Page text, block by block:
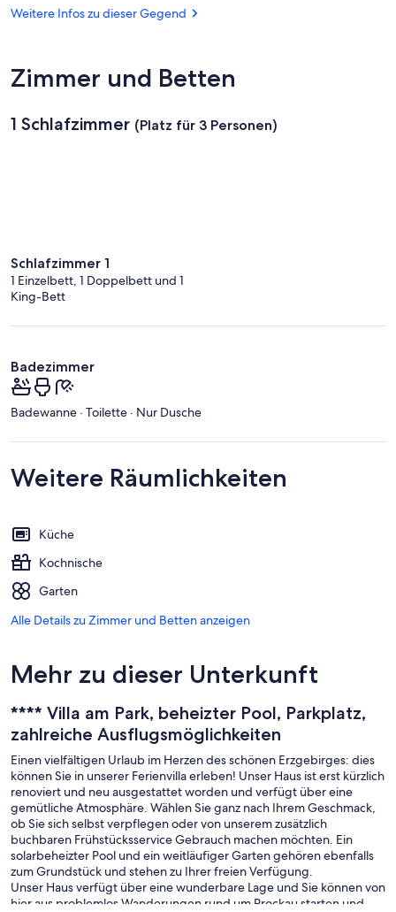
Greifensteine
Weitere Infos zu dieser Gegend
Zimmer und Betten
1 Schlafzimmer (Platz für 3 Personen)
Schlafzimmer 1
1 Einzelbett, 1 Doppelbett und 1
King-Bett
Badezimmer
Badewanne · Toilette · Nur Dusche
Weitere Räumlichkeiten
Küche
Kochnische
Garten
Alle Details zu Zimmer und Betten anzeigen
Mehr zu dieser Unterkunft
**** Villa am Park, beheizter Pool, Parkplatz,
zahlreiche Ausflugsmöglichkeiten
Einen vielfältigen Urlaub im Herzen des schönen Erzgebirges: dies
können Sie in unserer Ferienvilla erleben! Unser Haus ist erst kürzlich
renoviert und neu ausgestattet worden und verfügt über eine
gemütliche Atmosphäre. Wählen Sie ganz nach Ihrem Geschmack,
ob Sie sich selbst verpflegen oder von unserem zusätzlich
buchbaren Frühstücksservice Gebrauch machen möchten. Ein
solarbeheizter Pool und ein weitläufiger Garten gehören ebenfalls
zum Grundstück und stehen zu Ihrer freien Verfügung.
Unser Haus verfügt über eine wunderbare Lage und Sie können von
hier aus problemlos Wanderungen rund um Prockau starten und